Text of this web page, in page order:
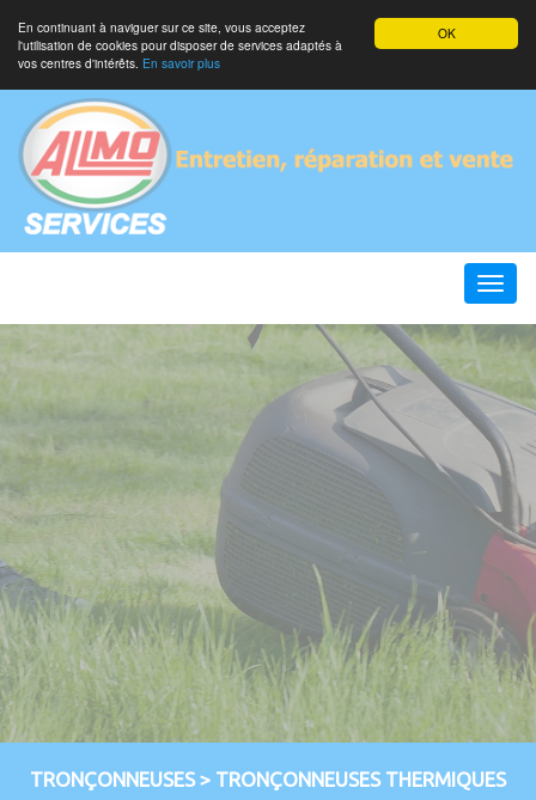
OK
En continuant à naviguer sur ce site, vous acceptez
l'utilisation de cookies pour disposer de services adaptés à
vos centres d'intérêts. En savoir plus
Toggle
TRONÇONNEUSES> TRONÇONNEUSES THERMIQUES